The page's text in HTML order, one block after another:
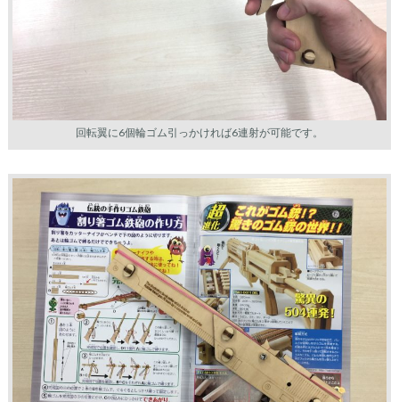
回転翼に6個輪ゴム引っかければ6連射が可能です。